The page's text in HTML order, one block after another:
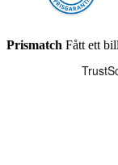
Prismatch Fått ett